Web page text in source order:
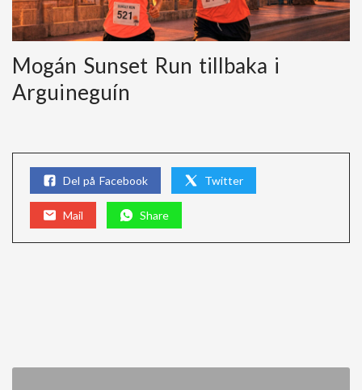
Mogán Sunset Run tillbaka i
Arguineguín
Del på Facebook Twitter
Mail Share